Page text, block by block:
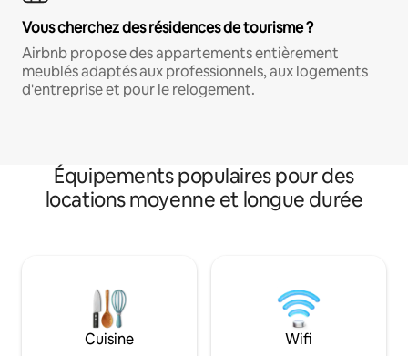
Vous cherchez des résidences de tourisme ?
Airbnb propose des appartements entièrement
meublés adaptés aux professionnels, aux logements
d'entreprise et pour le relogement.
Équipements populaires pour des
locations moyenne et longue durée
Cuisine Wifi